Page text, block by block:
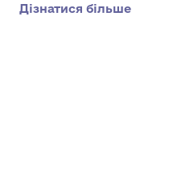
Дізнатися більше